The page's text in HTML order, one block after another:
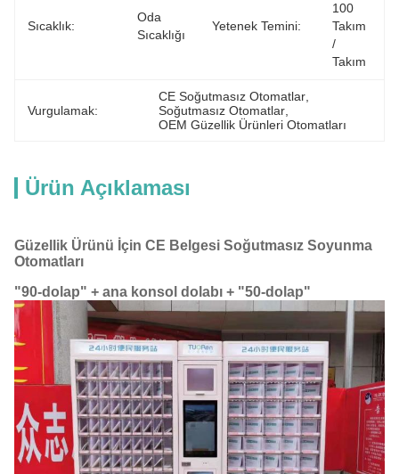
Sıcaklık:
Oda
Sıcaklığı
Yetenek Temini:
100
Takım
/
Takım
Vurgulamak:
CE Soğutmasız Otomatlar
Soğutmasız Otomatlar
OEM Güzellik Ürünleri Otomatları
Ürün Açıklaması
Güzellik Ürünü İçin CE Belgesi Soğutmasız Soyunma
Otomatları
"90-dolap" + ana konsol dolabı + "50-dolap"